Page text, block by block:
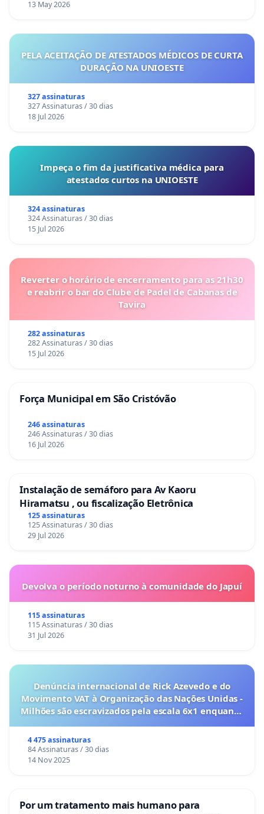
13 May 2026
PELA ACEITAÇÃO DE ATESTADOS MÉDICOS DE CURTA
DURAÇÃO NA UNIOESTE
327 assinaturas
327 Assinaturas / 30 dias
18 Jul 2026
Impeça o fim da justificativa médica para
atestados curtos na UNIOESTE
324 assinaturas
324 Assinaturas / 30 dias
15 Jul 2026
Reverter o horário de encerramento para as 21h30
e reabrir o bar do Clube de Padel de Cabanas de
Tavira
282 assinaturas
282 Assinaturas / 30 dias
15 Jul 2026
Força Municipal em São Cristóvão
246 assinaturas
246 Assinaturas / 30 dias
16 Jul 2026
Instalação de semáforo para Av Kaoru
Hiramatsu , ou fiscalização Eletrônica
125 assinaturas
125 Assinaturas / 30 dias
29 Jul 2026
Devolva o período noturno à comunidade do Japuí
115 assinaturas
115 Assinaturas / 30 dias
31 Jul 2026
Denúncia internacional de Rick Azevedo e do
Movimento VAT à Organização das Nações Unidas -
Milhões são escravizados pela escala 6x1 enquanto
4 475 assinaturas
84 Assinaturas / 30 dias
14 Nov 2025
Por um tratamento mais humano para